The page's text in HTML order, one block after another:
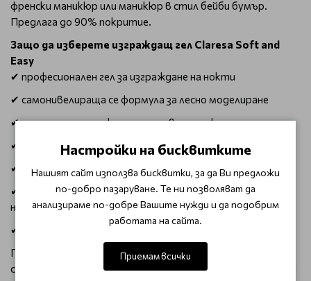
френски маникюр или маникюр в стил бейби бумър.
Предлага до 90% покритие.
Защо да изберете изграждащ гел Claresa Soft and
Easy
✔ професионален гел за изграждане на нокти
✔ самонивелираща се формула за лесно моделиране
✔ отлична адхезия към естествения нокът
✔ висока устойчивост и здравина
✔ естествен, елегантен цвят
✔ подходящ за изграждане, удължаване и укрепване на
ноктите
✔ съвместим с UV и LED лампи
Гелът позволява създаването на стабилна и красива
структура на нокътя, като същевременно запазва лек и
Настройки на бисквитките
Нашият сайт използва бисквитки, за да Ви предложи
по-добро пазаруване. Те ни позволяват да
анализираме по-добре Вашите нужди и да подобрим
работата на сайта.
Приемам всички